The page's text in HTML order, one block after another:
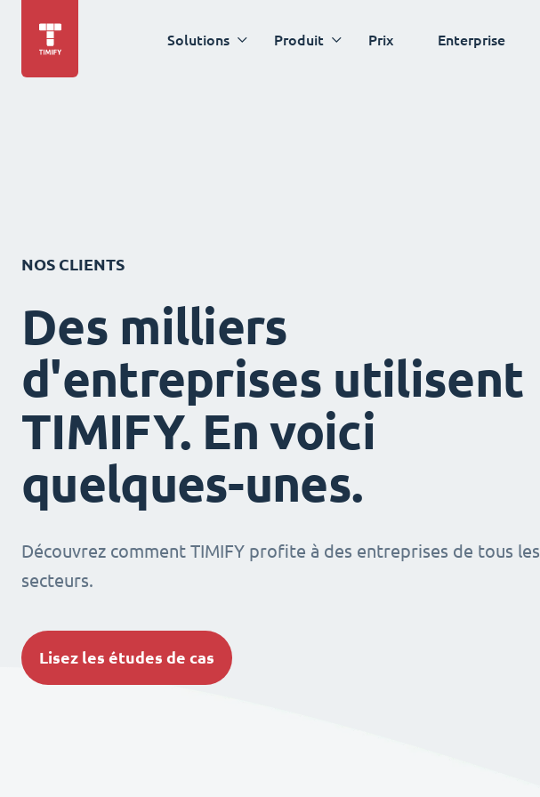
Solutions Produit Prix Enterprise
NOS CLIENTS
Des milliers
d'entreprises utilisent
TIMIFY. En voici
quelques-unes.
Découvrez comment TIMIFY profite à des entreprises de tous les
secteurs.
Lisez les études de cas